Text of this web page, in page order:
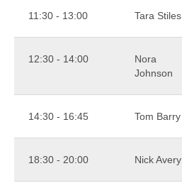
11:30 - 13:00 Tara Stiles
12:30 - 14:00
Nora
Johnson
14:30 - 16:45 Tom Barry
18:30 - 20:00 Nick Avery